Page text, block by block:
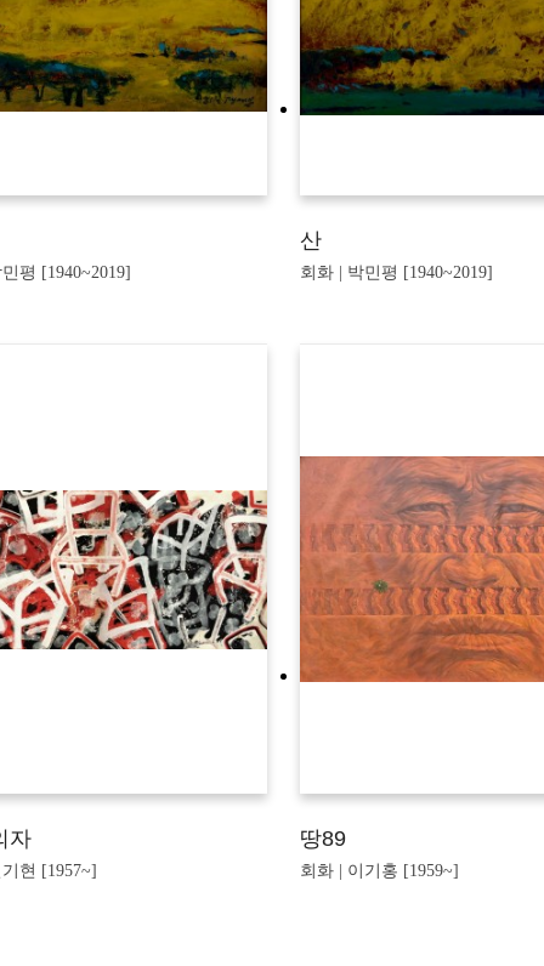
평 [1940~2019]
산
회화 | 박민평 [1940~2019]
자
현 [1957~]
땅89
회화 | 이기홍 [1959~]